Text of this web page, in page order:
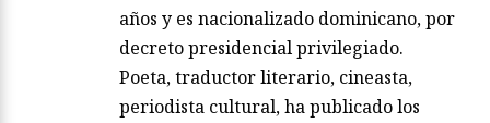
años y es nacionalizado dominicano, por
decreto presidencial privilegiado.
Poeta, traductor literario, cineasta,
periodista cultural, ha publicado los